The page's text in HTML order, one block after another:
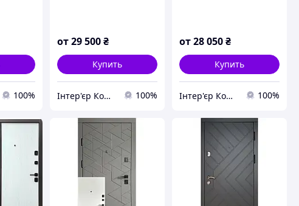
100%
от 29 500 ₴
Купить
Інтер'єр Комплекс 100%
от28 050₴
Купить
Інтер'єр Комплекс 100%